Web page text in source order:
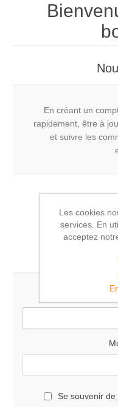
En créant un
rapidement, être à
et suivre les
Vous
Se souvenir de
Les cookies
services. En
acceptez